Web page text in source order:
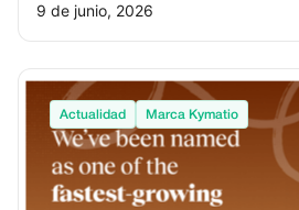
9 de junio, 2026
Actualidad Marca Kymatio